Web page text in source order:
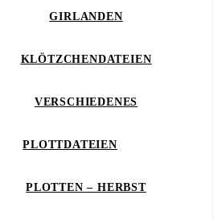
GIRLANDEN
KLÖTZCHENDATEIEN
VERSCHIEDENES
PLOTTDATEIEN
PLOTTEN – HERBST